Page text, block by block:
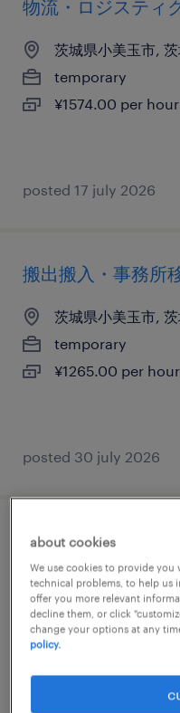
物流・ロジスティ
茨城県小美玉市,
temporary
¥1574.00 per hour
posted 17 july 2026
搬出搬入・事務所
茨城県小美玉市,
temporary
¥1265.00 per hour
posted 30 july 2026
介護・福祉の仕分
茨城県小美玉市,
temporary
¥1265.00 per hour
about cookies
We use cookies to provide
technical problems, to help us
offer you more relevant
decline them, or click
change your options at any
policy.